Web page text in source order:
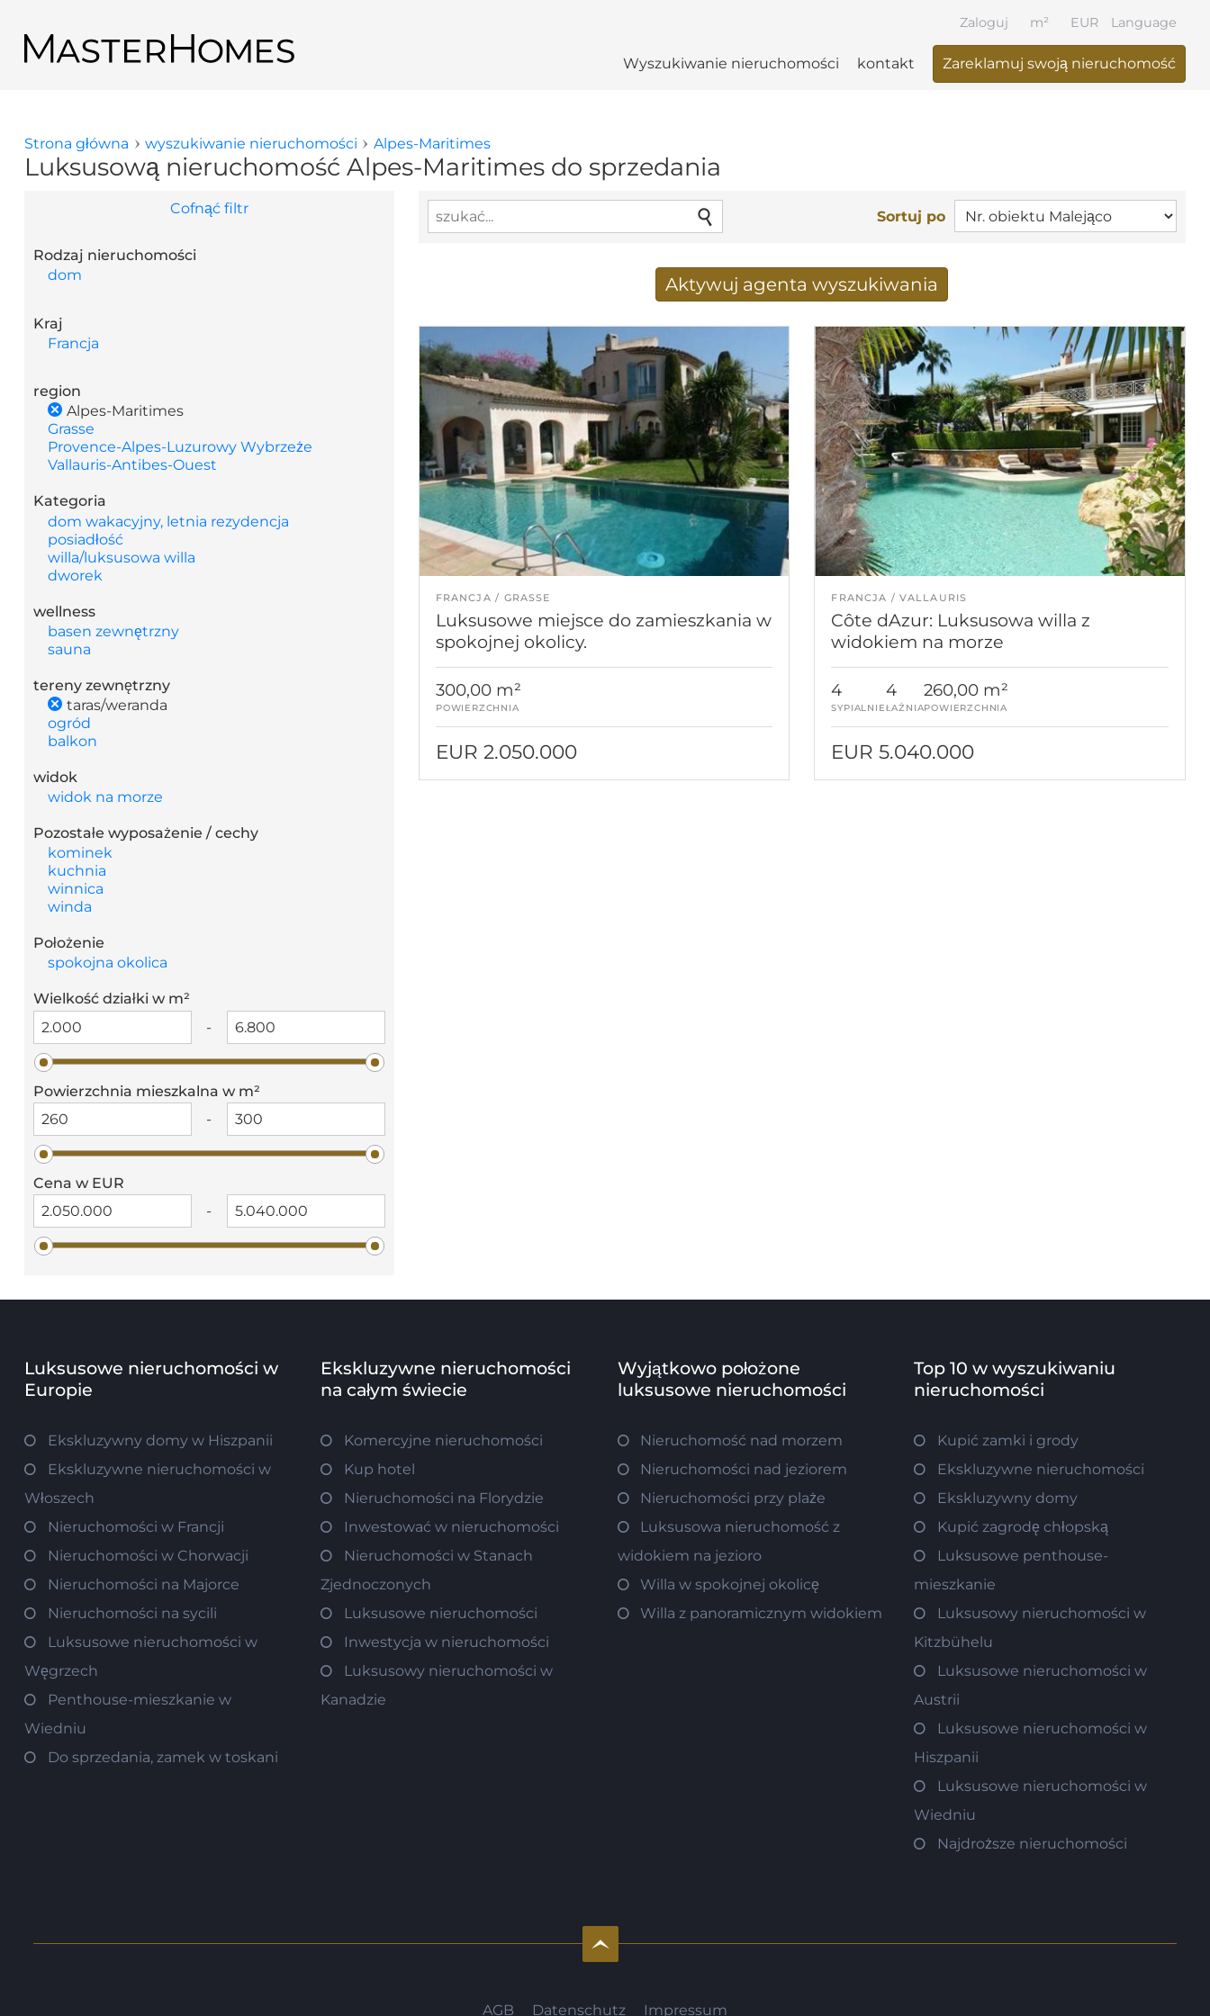
Language
Wyszukiwanie nieruchomości kontakt Zareklamuj swoją nieruchomość
Zaloguj EUR
m²
Powrót do wyników wyszukiwania
Jesteś tutaj
Strona główna wyszukiwanie nieruchomości Alpes-Maritimes
Luksusową nieruchomość Alpes-Maritimes do sprzedania
Cofnąć filtr
Rodzaj nieruchomości
dom
Kraj
Francja
region
Alpes-Maritimes
Grasse
Provence-Alpes-Luzurowy Wybrzeże
Vallauris-Antibes-Ouest
Kategoria
dom wakacyjny, letnia rezydencja
posiadłość
willa/luksusowa willa
dworek
wellness
basen zewnętrzny
sauna
tereny zewnętrzny
taras/weranda
ogród
balkon
widok
widok na morze
Pozostałe wyposażenie / cechy
kominek
kuchnia
winnica
winda
Położenie
spokojna okolica
Wielkość działki w m²
-
Powierzchnia mieszkalna w m²
-
Cena w EUR
-
Sortuj po
Aktywuj agenta wyszukiwania
Adres e-mail*
FRANCJA GRASSE
Luksusowe miejsce do zamieszkania w
spokojnej okolicy.
300,00 m²
POWIERZCHNIA
EUR 2.050.000
FRANCJA VALLAURIS
Côte dAzur: Luksusowa willa z
widokiem na morze
4
SYPIALNIE
4
ŁAŹNIA
260,00 m²
POWIERZCHNIA
EUR 5.040.000
Luksusowe nieruchomości w
Europie
Ekskluzywny domy w Hiszpanii
Ekskluzywne nieruchomości w
Włoszech
Nieruchomości w Francji
Nieruchomości w Chorwacji
Nieruchomości na Majorce
Nieruchomości na sycili
Luksusowe nieruchomości w
Węgrzech
Penthouse-mieszkanie w
Wiedniu
Do sprzedania, zamek w toskani
Ekskluzywne nieruchomości
na całym świecie
Komercyjne nieruchomości
Kup hotel
Nieruchomości na Florydzie
Inwestować w nieruchomości
Nieruchomości w Stanach
Zjednoczonych
Luksusowe nieruchomości
Inwestycja w nieruchomości
Luksusowy nieruchomości w
Kanadzie
Wyjątkowo położone
luksusowe nieruchomości
Nieruchomość nad morzem
Nieruchomości nad jeziorem
Nieruchomości przy plaże
Luksusowa nieruchomość z
widokiem na jezioro
Willa w spokojnej okolicę
Willa z panoramicznym widokiem
Top 10 w wyszukiwaniu
nieruchomości
Kupić zamki i grody
Ekskluzywne nieruchomości
Ekskluzywny domy
Kupić zagrodę chłopską
Luksusowe penthouse-
mieszkanie
Luksusowy nieruchomości w
Kitzbühelu
Luksusowe nieruchomości w
Austrii
Luksusowe nieruchomości w
Hiszpanii
Luksusowe nieruchomości w
Wiedniu
Najdroższe nieruchomości
AGB Datenschutz Impressum